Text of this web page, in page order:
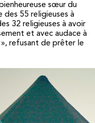
sœur du
des 55 religieuses à
32 religieuses à avoir
et avec audace à
», refusant de prêter le